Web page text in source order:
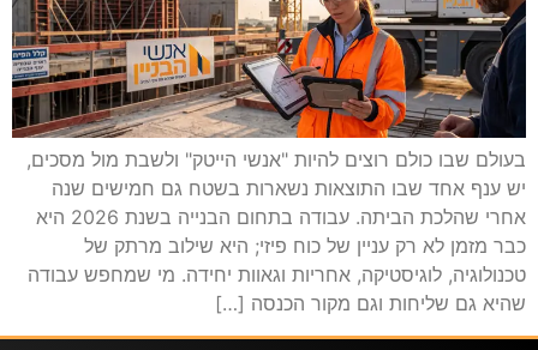
בעולם שבו כולם רוצים להיות "אנשי הייטק" ולשבת מול מסכים,
יש ענף אחד שבו התוצאות נשארות בשטח גם חמישים שנה
אחרי שהלכת הביתה. עבודה בתחום הבנייה בשנת 2026 היא
כבר מזמן לא רק עניין של כוח פיזי; היא שילוב מרתק של
טכנולוגיה, לוגיסטיקה, אחריות וגאוות יחידה. מי שמחפש עבודה
שהיא גם שליחות וגם מקור הכנסה […]